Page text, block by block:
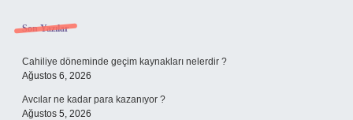
Sidebar
Son Yazılar
Cahiliye döneminde geçim kaynakları nelerdir ?
Ağustos 6, 2026
Avcılar ne kadar para kazanıyor ?
Ağustos 5, 2026